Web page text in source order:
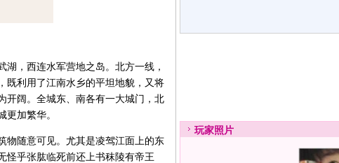
，西连水军营地之岛。北方一线，
既利用了江南水乡的平坦地貌，又将
开阔。全城东、南各有一大城门，北
加繁华。
随意可见。尤其是凌驾江面上的东
怪乎张肱临死前还上书秣陵有帝王
玩家照片